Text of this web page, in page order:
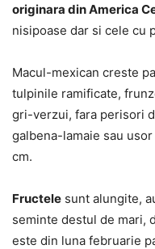
originara din America
nisipoase dar si cele cu
Macul-mexican creste
tulpinile ramificate,
gri-verzui, fara perisori
galbena-lamaie sau
cm.
Fructele sunt alungite,
seminte destul de mari,
este din luna februarie